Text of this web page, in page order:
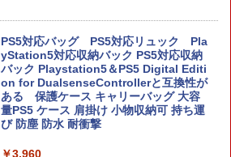
￥8,470
ダービースタリオン2 【Switch2】 POT-
P-AB73A
PS5対応バッグ PS5対応リュック Pla
yStation5対応収納バック PS5対応収納
バック Playstation5＆PS5 Digital Editi
on for DualsenseControllerと互換性が
ある 保護ケース キャリーバッグ 大容
量PS5 ケース 肩掛け 小物収納可 持ち運
び 防塵 防水 耐衝撃
￥3,960